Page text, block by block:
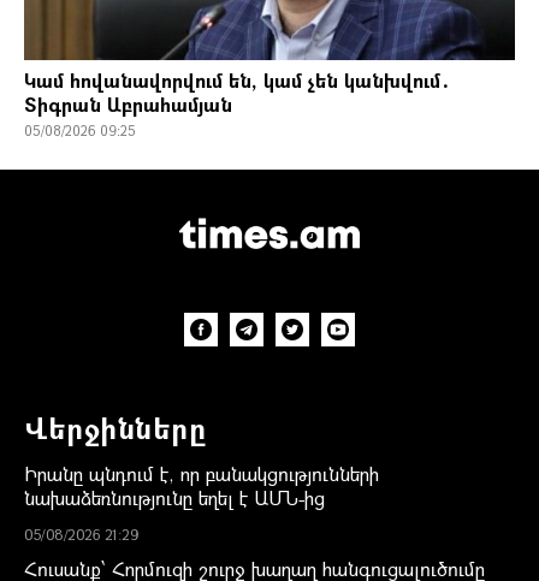
Կամ հովանավորվում են, կամ չեն կանխվում․
Տիգրան Աբրահամյան
05/08/2026 09:25
Վերջինները
Իրանը պնդում է, որ բանակցությունների
նախաձեռնությունը եղել է ԱՄՆ-ից
05/08/2026 21:29
Հուսանք՝ Հորմուզի շուրջ խաղաղ հանգուցալուծումը